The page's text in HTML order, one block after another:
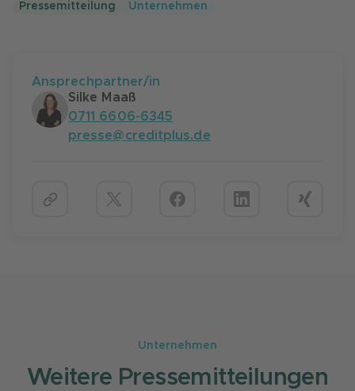
Ansprechpartner/in
Silke Maaß
0711 6606-6345
presse@creditplus.de
Pressemitteilung Unternehmen
Unternehmen
Weitere Pressemitteilungen